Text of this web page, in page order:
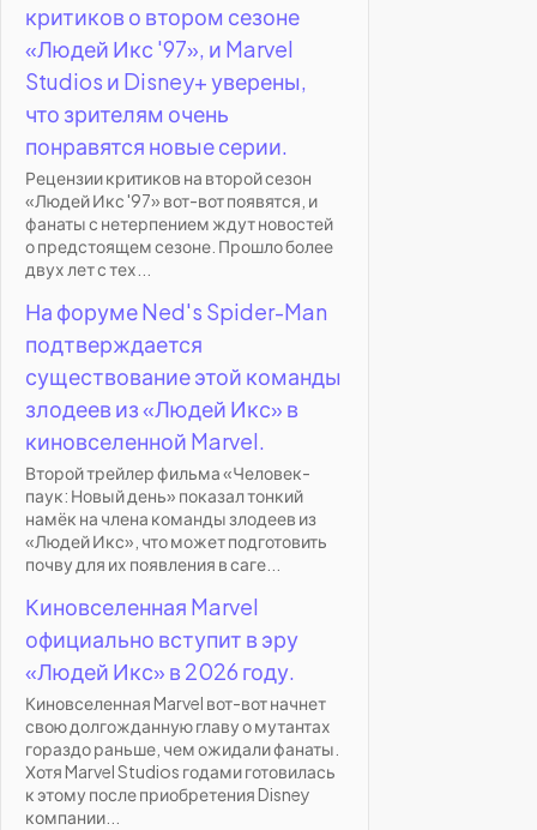
критиков о втором сезоне
«Людей Икс '97», и Marvel
Studios и Disney+ уверены,
что зрителям очень
понравятся новые серии.
Рецензии критиков на второй сезон
«Людей Икс '97» вот-вот появятся, и
фанаты с нетерпением ждут новостей
о предстоящем сезоне. Прошло более
двух лет с тех...
На форуме Ned's Spider-Man
подтверждается
существование этой команды
злодеев из «Людей Икс» в
киновселенной Marvel.
Второй трейлер фильма «Человек-
паук: Новый день» показал тонкий
намёк на члена команды злодеев из
«Людей Икс», что может подготовить
почву для их появления в саге...
Киновселенная Marvel
официально вступит в эру
«Людей Икс» в 2026 году.
Киновселенная Marvel вот-вот начнет
свою долгожданную главу о мутантах
гораздо раньше, чем ожидали фанаты.
Хотя Marvel Studios годами готовилась
к этому после приобретения Disney
компании...